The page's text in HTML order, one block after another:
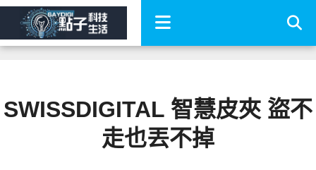
SWISSDIGITAL 智慧皮夾 盜不
走也丟不掉